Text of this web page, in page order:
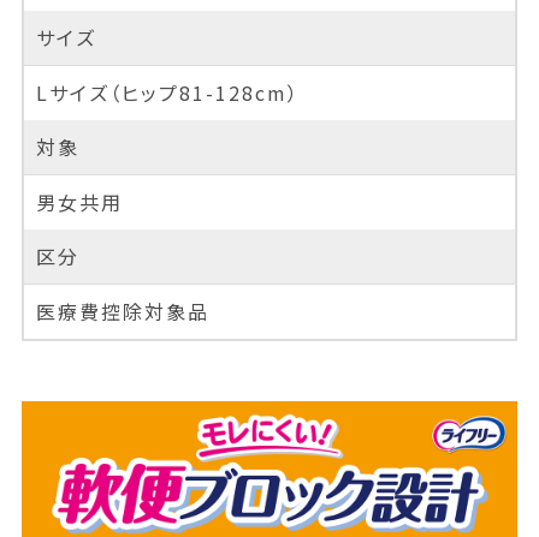
サイズ
Lサイズ（ヒップ81-128cm）
対象
男女共用
区分
医療費控除対象品